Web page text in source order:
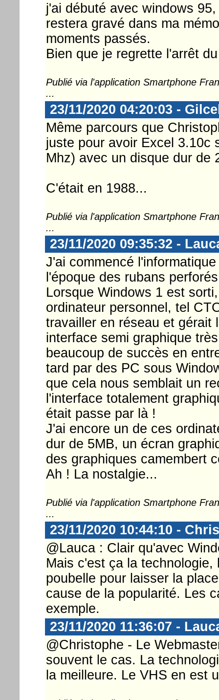
j'ai débuté avec windows
restera gravé dans ma
moments passés.
Bien que je regrette l'arrêt
Publié via l'application Smartphone
...
23/11/2020 04:20:03 -
Même parcours que
juste pour avoir Excel 3.10c
Mhz) avec un disque dur de
C'était en 1988...
Publié via l'application Smartphone
...
23/11/2020 09:35:32 -
J'ai commencé
l'époque des rubans
Lorsque Windows 1 est
ordinateur personnel, tel
travailler en réseau et gérait
interface semi graphique
beaucoup de succès en
tard par des PC sous
que cela nous semblait un
l'interface totalement
était passe par là !
J'ai encore un de ces
dur de 5MB, un écran
des graphiques camembert
Ah ! La nostalgie...
Publié via l'application Smartphone
...
23/11/2020 10:44:10 -
@Lauca : Clair qu'avec
Mais c'est ça la
poubelle pour laisser la
cause de la popularité. Les
exemple.
23/11/2020 11:36:07 -
@Christophe - Le
souvent le cas. La
la meilleure. Le VHS en est